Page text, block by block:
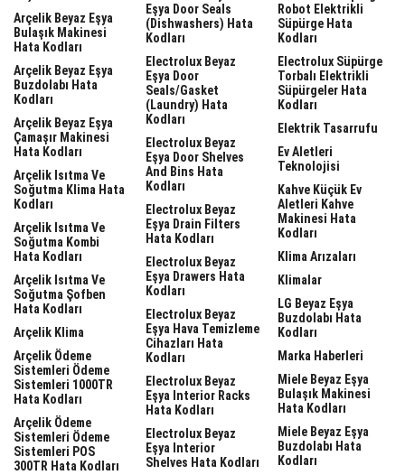
Arçelik Beyaz Eşya
Bulaşık Makinesi
Hata Kodları
Arçelik Beyaz Eşya
Buzdolabı Hata
Kodları
Arçelik Beyaz Eşya
Çamaşır Makinesi
Hata Kodları
Arçelik Isıtma Ve
Soğutma Klima Hata
Kodları
Arçelik Isıtma Ve
Soğutma Kombi
Hata Kodları
Arçelik Isıtma Ve
Soğutma Şofben
Hata Kodları
Arçelik Klima
Arçelik Ödeme
Sistemleri Ödeme
Sistemleri 1000TR
Hata Kodları
Arçelik Ödeme
Sistemleri Ödeme
Sistemleri POS
300TR Hata Kodları
Eşya Door Seals
(dishwashers) Hata
Kodları
Electrolux Beyaz
Eşya Door
Seals/gasket
(laundry) Hata
Kodları
Electrolux Beyaz
Eşya Door Shelves
And Bins Hata
Kodları
Electrolux Beyaz
Eşya Drain Filters
Hata Kodları
Electrolux Beyaz
Eşya Drawers Hata
Kodları
Electrolux Beyaz
Eşya Hava Temizleme
Cihazları Hata
Kodları
Electrolux Beyaz
Eşya Interior Racks
Hata Kodları
Electrolux Beyaz
Eşya Interior
Shelves Hata Kodları
Robot Elektrikli
Süpürge Hata
Kodları
Electrolux Süpürge
Torbalı Elektrikli
Süpürgeler Hata
Kodları
Elektrik Tasarrufu
Ev Aletleri
Teknolojisi
Kahve Küçük Ev
Aletleri Kahve
Makinesi Hata
Kodları
Klima Arızaları
Klimalar
LG Beyaz Eşya
Buzdolabı Hata
Kodları
Marka Haberleri
Miele Beyaz Eşya
Bulaşık Makinesi
Hata Kodları
Miele Beyaz Eşya
Buzdolabı Hata
Kodları